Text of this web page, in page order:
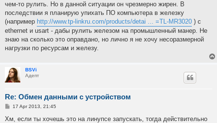
чем-то рулить. Но в данной ситуации он чрезмерно жирен. В
последствии я планирую упихать ПО компьютера в железку
(например http://www.tp-linkru.com/products/detai ... =TL-MR3020 ) c
ethernet и usart - дабы рулить железом на промышленный манер. Не
знаю на сколько это оправдано, но лично я не хочу несоразмерной
нагрузки по ресурсам и железу.
BSVi
Адепт
Re: Обмен данными с устройством
P
s
17 Apr 2013, 21:45
Хм, если ты хочешь это на линупсе запускать, тогда действительно